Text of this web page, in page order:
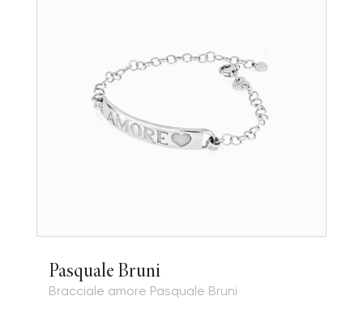
Pasquale Bruni
Bracciale amore Pasquale Bruni